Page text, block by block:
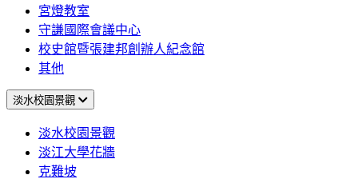
宮燈教室
守謙國際會議中心
校史館暨張建邦創辦人紀念館
其他
淡水校園景觀
淡水校園景觀
淡江大學花牆
克難坡